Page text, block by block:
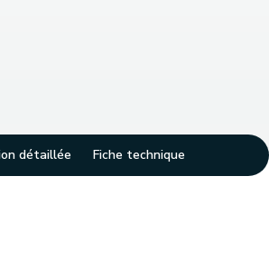
détaillée Fiche technique